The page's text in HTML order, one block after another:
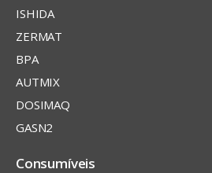
ISHIDA
ZERMAT
BPA
AUTMIX
DOSIMAQ
GASN2
Consumíveis